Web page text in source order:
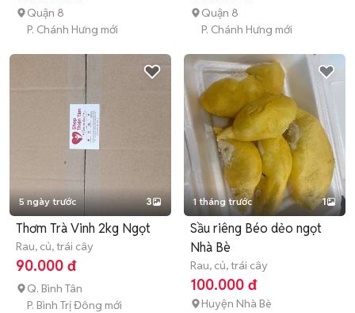
Quận 8
P. Chánh Hưng mới
Quận 8
P. Chánh Hưng mới
5 ngày trước 3
Thơm Trà Vinh 2kg Ngọt
Rau, củ, trái cây
90.000 đ
Q. Bình Tân
P. Bình Trị Đông mới
1 tháng trước 1
Sầu riêng Béo dẻo ngọt
Nhà Bè
Rau, củ, trái cây
100.000 đ
Huyện Nhà Bè